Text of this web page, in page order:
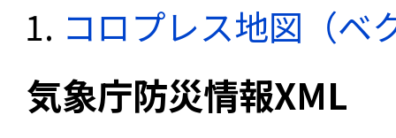
コロプレス地図（ベ
気象庁防災情報XML